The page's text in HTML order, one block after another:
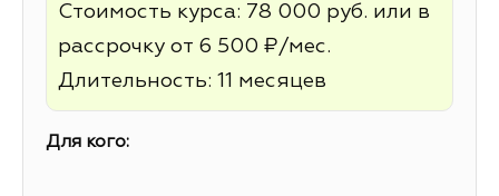
Стоимость курса: 78 000 руб. или в
рассрочку от 6 500 ₽/мес.
Длительность: 11 месяцев
Для кого: